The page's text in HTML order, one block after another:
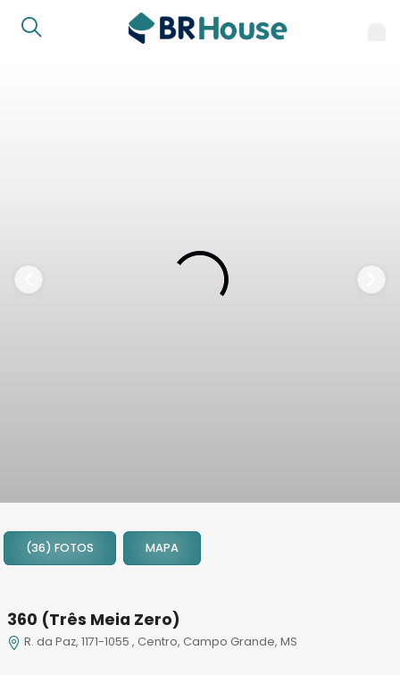
2
3
6
7
(36) FOTOS MAPA
360 (Três Meia Zero)
R. da Paz, 1171-1055 , Centro, Campo Grande, MS